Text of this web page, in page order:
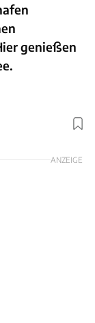
genießen
Lippstädter Seenplatte
ANZEIGE